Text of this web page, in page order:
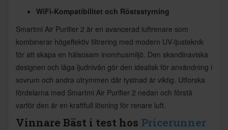
WiFi-Kompatibilitet och Röstsstyrning
Smartmi Air Purifier 2 är en avancerad luftrenare som
kombinerar högeffektiv filtrering med modern UV-ljusteknik
för att skapa en hälsosam inomhusmiljö. Den skandinaviska
designen och låga ljudnivån gör den idealisk för användning i
sovrum och andra utrymmen där tystnad är viktig. Utforska
fördelarna med Smartmi Air Purifier 2 nedan och förstå
varför den är en kraftfull lösning för renare luft.
Vinnare Bäst i test hos Pricerunner